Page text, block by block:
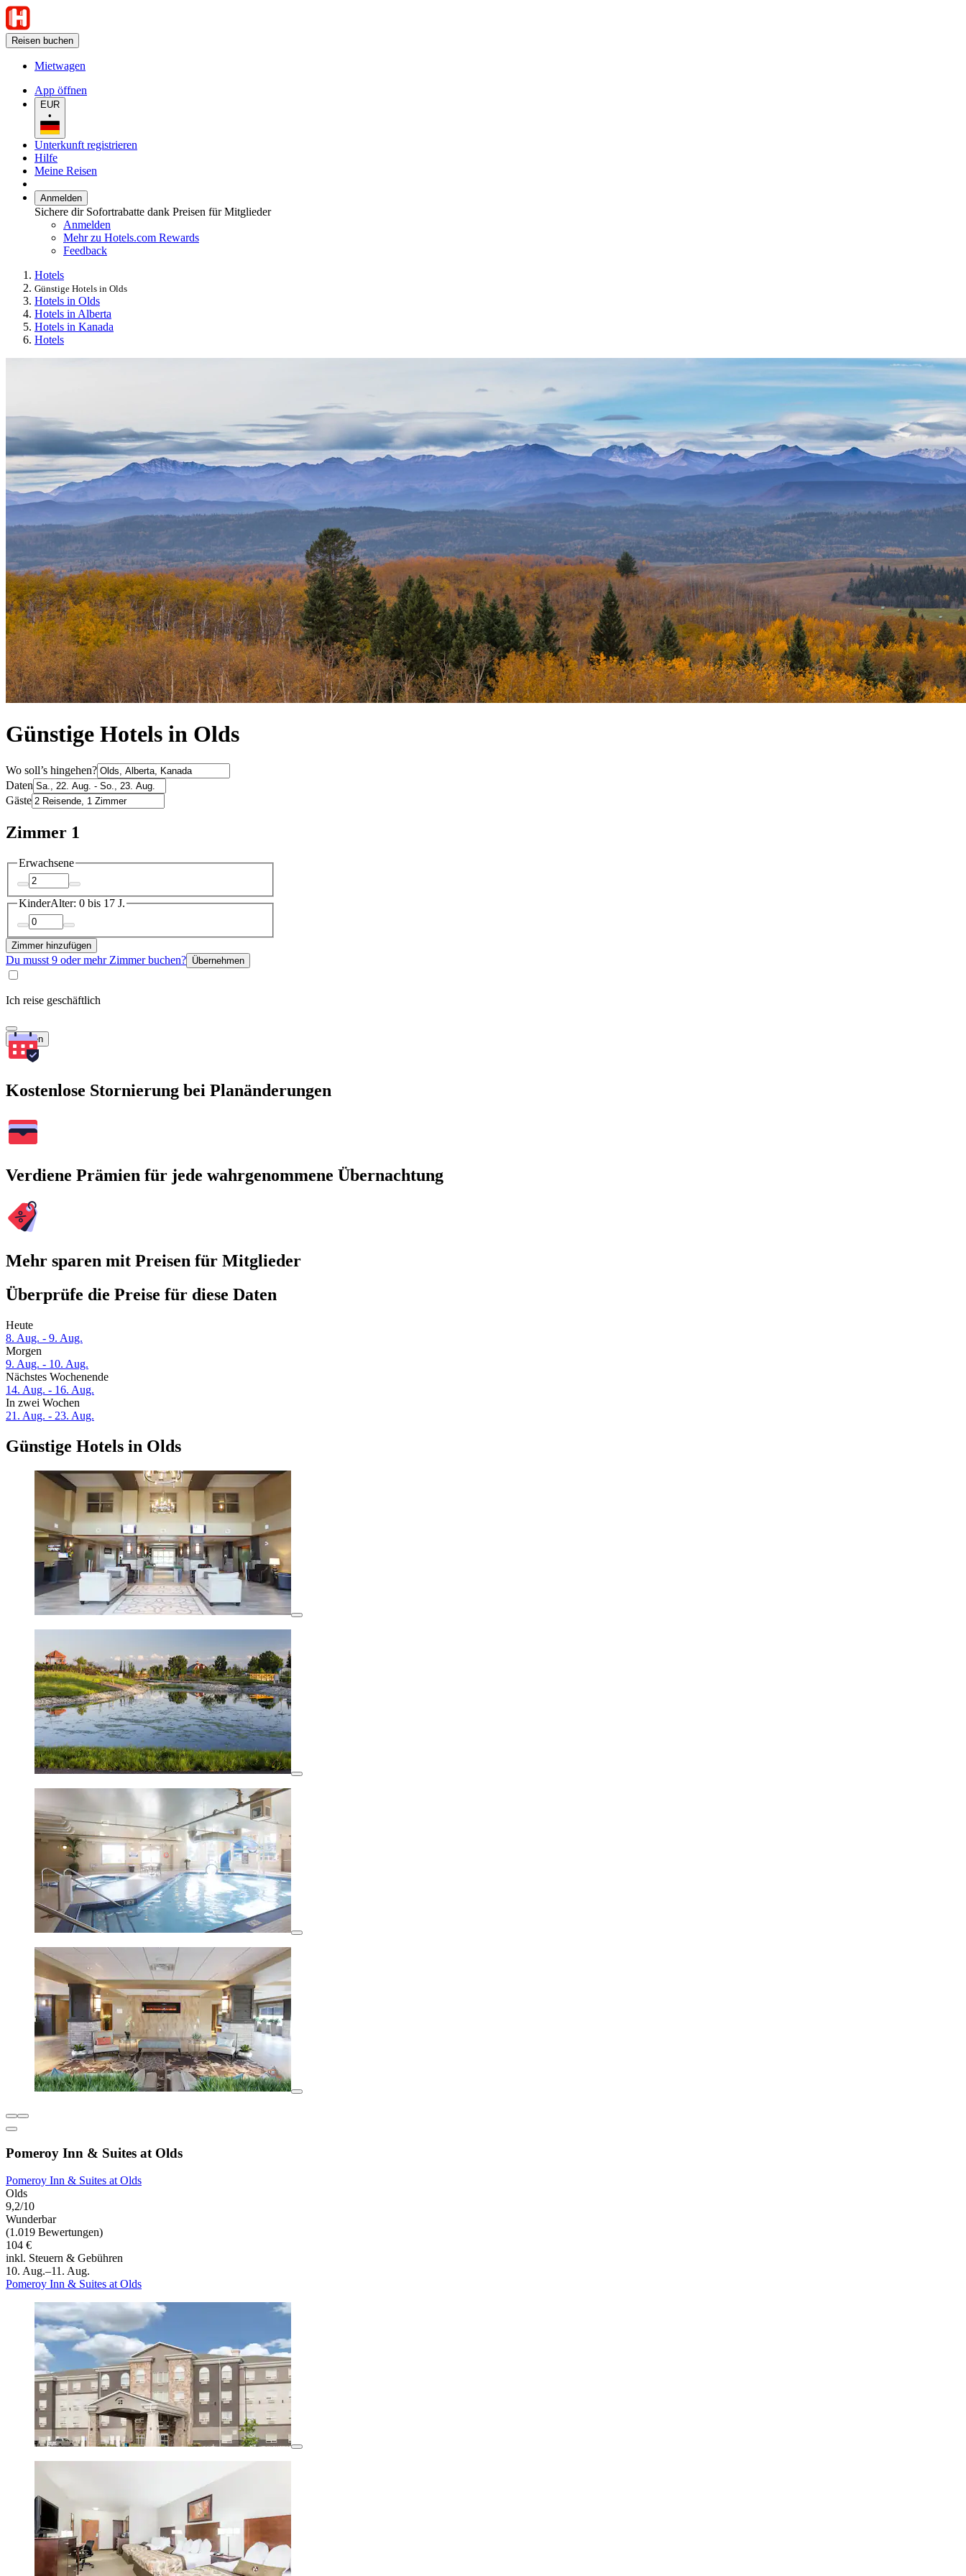
Reisen buchen
Mietwagen
App öffnen
EUR
•
Unterkunft registrieren
Hilfe
Meine Reisen
Anmelden
Sichere dir Sofortrabatte dank Preisen für Mitglieder
Anmelden
Mehr zu Hotels.com Rewards
Feedback
Hotels
Günstige Hotels in Olds
Hotels in Olds
Hotels in Alberta
Hotels in Kanada
Hotels
Günstige Hotels in Olds
Wo soll’s hingehen?
Daten
Gäste
Zimmer 1
Erwachsene
KinderAlter: 0 bis 17 J.
Zimmer hinzufügen
Du musst 9 oder mehr Zimmer buchen? Übernehmen
Ich reise geschäftlich
Suchen
Kostenlose Stornierung bei Planänderungen
Verdiene Prämien für jede wahrgenommene Übernachtung
Mehr sparen mit Preisen für Mitglieder
Überprüfe die Preise für diese Daten
Heute
8. Aug. - 9. Aug.
Morgen
9. Aug. - 10. Aug.
Nächstes Wochenende
14. Aug. - 16. Aug.
In zwei Wochen
21. Aug. - 23. Aug.
Günstige Hotels in Olds
Pomeroy Inn & Suites at Olds
Pomeroy Inn & Suites at Olds
Olds
9,2/10
Wunderbar
(1.019 Bewertungen)
104 €
inkl. Steuern & Gebühren
10. Aug.–11. Aug.
Pomeroy Inn & Suites at Olds